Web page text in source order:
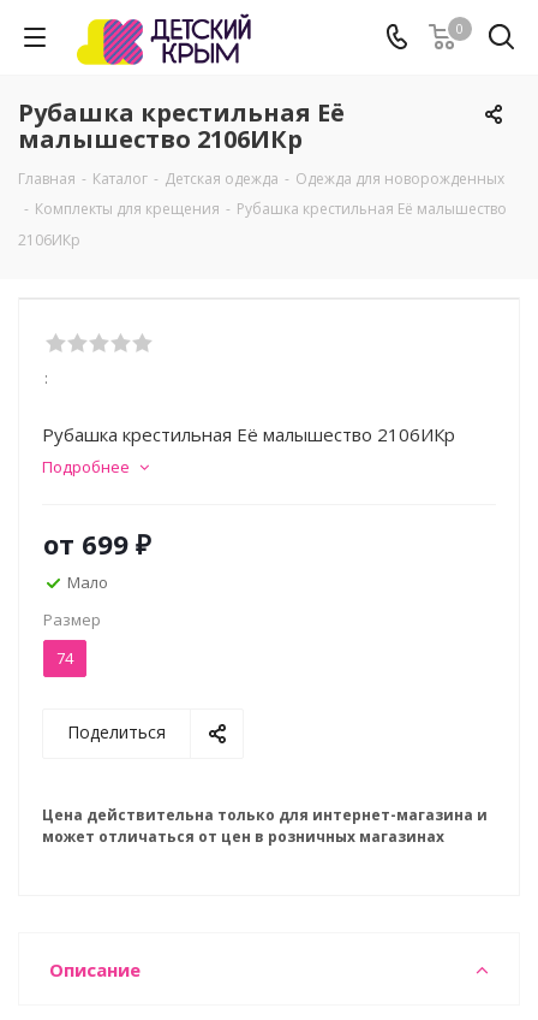
0
Рубашка крестильная Её
малышество 2106ИКр
Главная - Каталог - Детская одежда - Одежда для новорожденных
- Комплекты для крещения - Рубашка крестильная Её малышество
2106ИКр
:
Рубашка крестильная Её малышество 2106ИКр
Подробнее
от 699 ₽
Мало
Размер
74
Поделиться
Цена действительна только для интернет-магазина и
может отличаться от цен в розничных магазинах
Описание